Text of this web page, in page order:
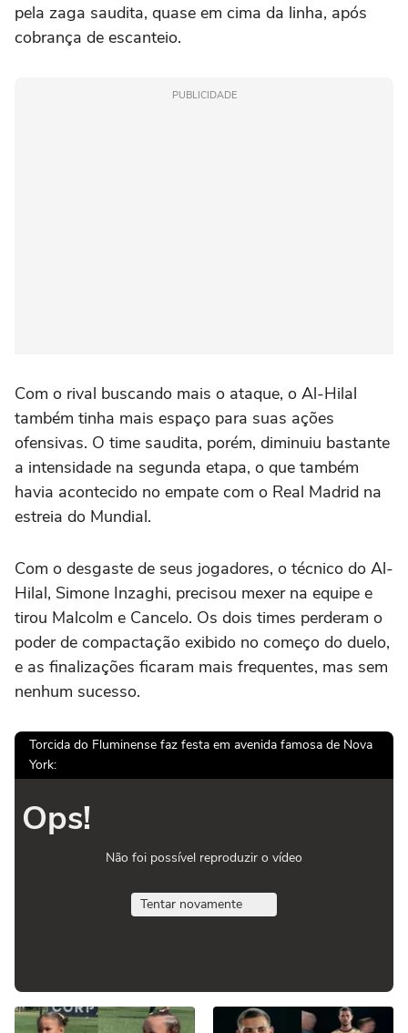
pela zaga saudita, quase em cima da linha, após
cobrança de escanteio.
PUBLICIDADE
Com o rival buscando mais o ataque, o Al-Hilal
também tinha mais espaço para suas ações
ofensivas. O time saudita, porém, diminuiu bastante
a intensidade na segunda etapa, o que também
havia acontecido no empate com o Real Madrid na
estreia do Mundial.
Com o desgaste de seus jogadores, o técnico do Al-
Hilal, Simone Inzaghi, precisou mexer na equipe e
tirou Malcolm e Cancelo. Os dois times perderam o
poder de compactação exibido no começo do duelo,
e as finalizações ficaram mais frequentes, mas sem
nenhum sucesso.
Torcida do Fluminense faz festa em avenida famosa de Nova
York:
Ops!
Não foi possível reproduzir o vídeo
Tentar novamente